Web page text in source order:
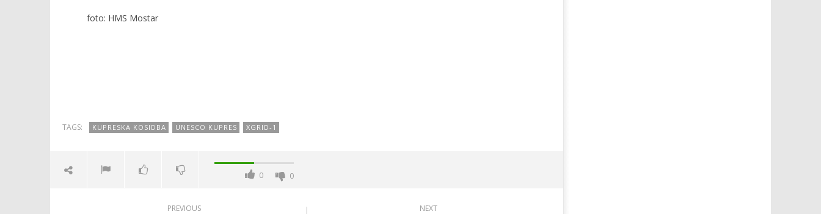
foto: HMS Mostar
TAGS: KUPRESKA KOSIDBA UNESCO KUPRES XGRID-1
0 0
PREVIOUS NEXT